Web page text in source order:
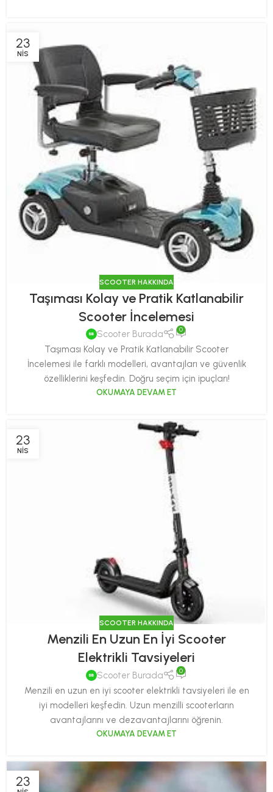
23
NIS
SCOOTER HAKKINDA
Taşıması Kolay ve Pratik Katlanabilir
Scooter İncelemesi
Scooter Burada 0
Taşıması Kolay ve Pratik Katlanabilir Scooter
İncelemesi ile farklı modelleri, avantajları ve güvenlik
özelliklerini keşfedin. Doğru seçim için ipuçları!
OKUMAYA DEVAM ET
23
NIS
SCOOTER HAKKINDA
Menzili En Uzun En İyi Scooter
Elektrikli Tavsiyeleri
Scooter Burada 0
Menzili en uzun en iyi scooter elektrikli tavsiyeleri ile en
iyi modelleri keşfedin. Uzun menzilli scooterların
avantajlarını ve dezavantajlarını öğrenin.
OKUMAYA DEVAM ET
23